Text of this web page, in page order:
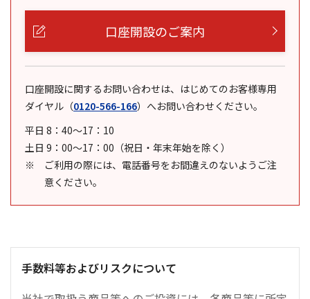
口座開設のご案内
口座開設に関するお問い合わせは、はじめてのお客様専用
ダイヤル （0120-566-166） へお問い合わせください。
平日 8：40～17：10
土日 9：00～17：00（祝日・年末年始を除く）
ご利用の際には、電話番号をお間違えのないようご注
意ください。
手数料等およびリスクについて